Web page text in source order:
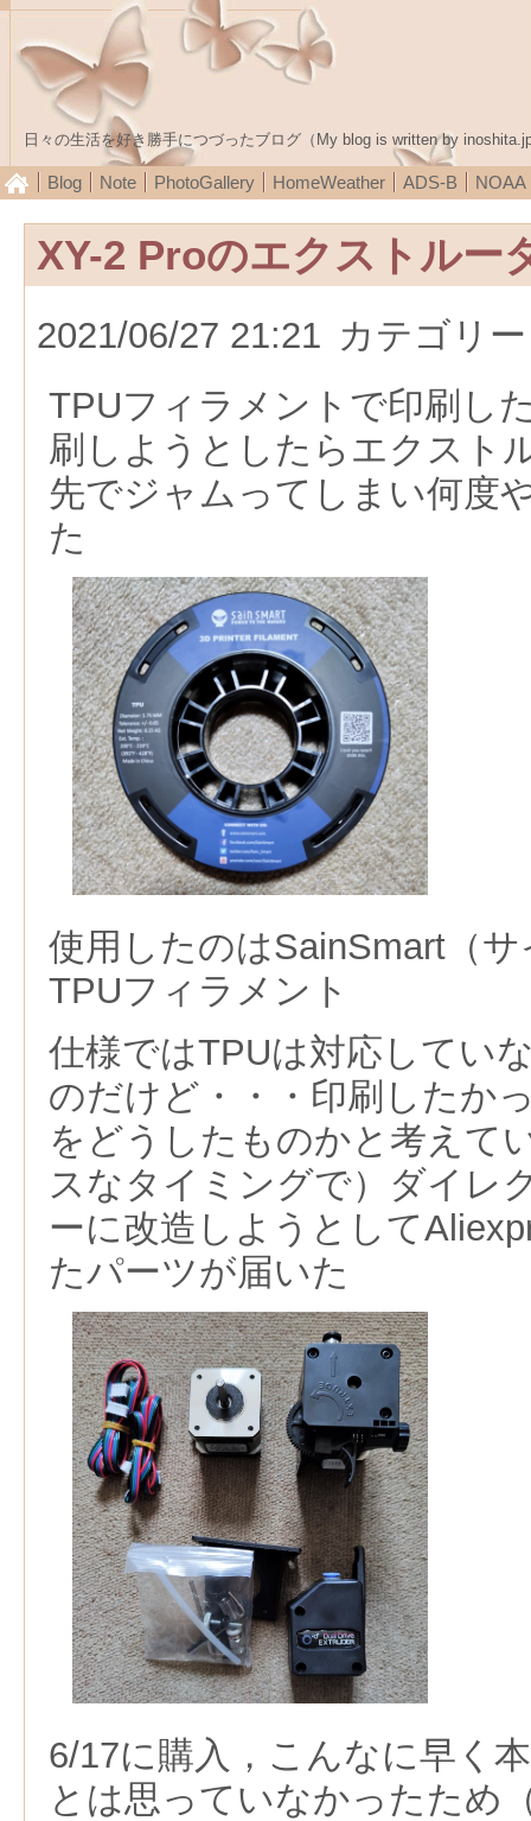
日々の生活を好き勝手につづったブログ（My blog is written by
Blog Note PhotoGallery HomeWeather ADS-B NOAA
XY-2 Proのエクストルー
2021/06/27 21:21 カテゴリ
TPUフィラメントで印刷し
刷しようとしたらエクスト
先でジャムってしまい何度
た
使用したのはSainSmart（
TPUフィラメント
仕様ではTPUは対応してい
のだけど・・・印刷したか
をどうしたものかと考えて
スなタイミングで）ダイレ
ーに改造しようとして
たパーツが届いた
6/17に購入，こんなに早く
とは思っていなかったため